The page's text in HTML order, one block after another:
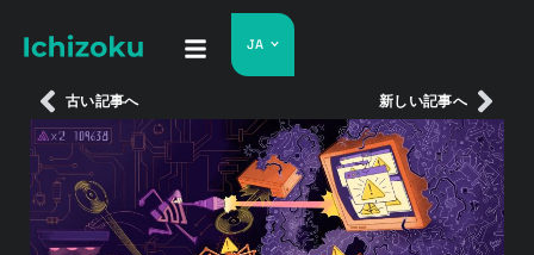
JA
古い記事へ 新しい記事へ